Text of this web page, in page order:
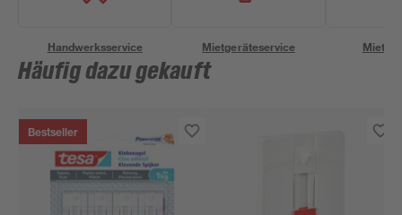
Handwerksservice Mietgeräteservice
Häufig dazu gekauft
Bestseller